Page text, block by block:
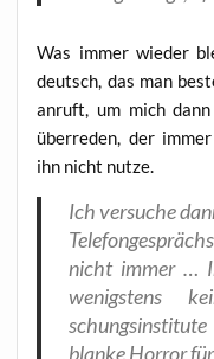
Was immer wie­der
deutsch, das man
anruft, um mich
über­re­den, der
ihn nicht nutze.
Ich ver­su­che
nicht immer …
wenigs­tens
blan­ke Hor­ror